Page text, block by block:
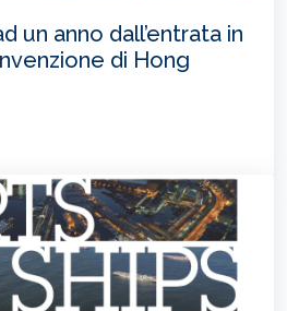
un anno dall’entrata in
di Hong